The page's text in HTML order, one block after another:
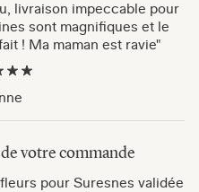
livraison impeccable pour
sont magnifiques et le
! Ma maman est ravie"
votre commande
pour Suresnes validée